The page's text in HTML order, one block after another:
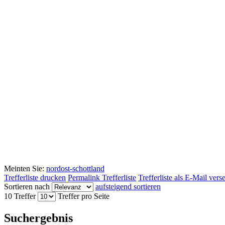
Meinten Sie: nordost-schottland
Trefferliste drucken Permalink Trefferliste Trefferliste als E-Mail
Sortieren nach
aufsteigend sortieren
10 Treffer
Treffer pro Seite
Suchergebnis